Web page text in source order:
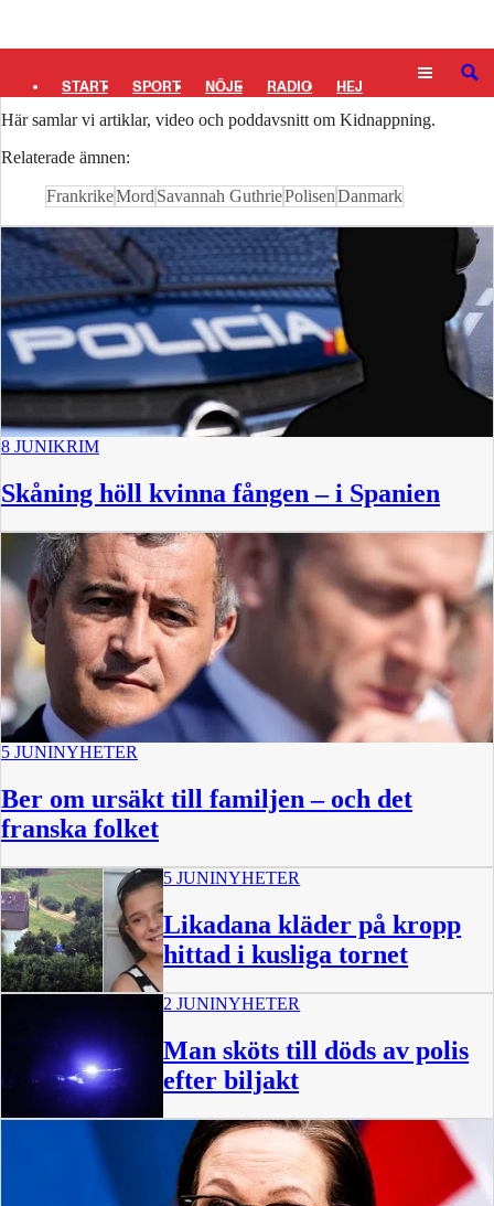
START SPORT NÖJE RADIO HEJ SÖK
Kidnappning
Här samlar vi artiklar, video och poddavsnitt om Kidnappning.
Relaterade ämnen:
FrankrikeMord Savannah GuthriePolisenDanmark
8 JUNIKRIM
Skåning höll kvinna fången – i Spanien
5 JUNINYHETER
Ber om ursäkt till familjen – och det
franska folket
5 JUNINYHETER
Likadana kläder på kropp
hittad i kusliga tornet
2 JUNINYHETER
Man sköts till döds av polis
efter biljakt